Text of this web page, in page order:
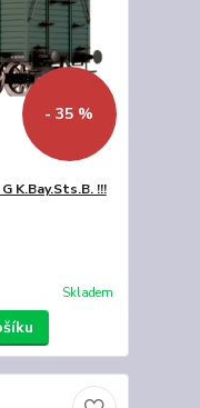
- 35 %
K.Bay.Sts.B. !!!
Skladem